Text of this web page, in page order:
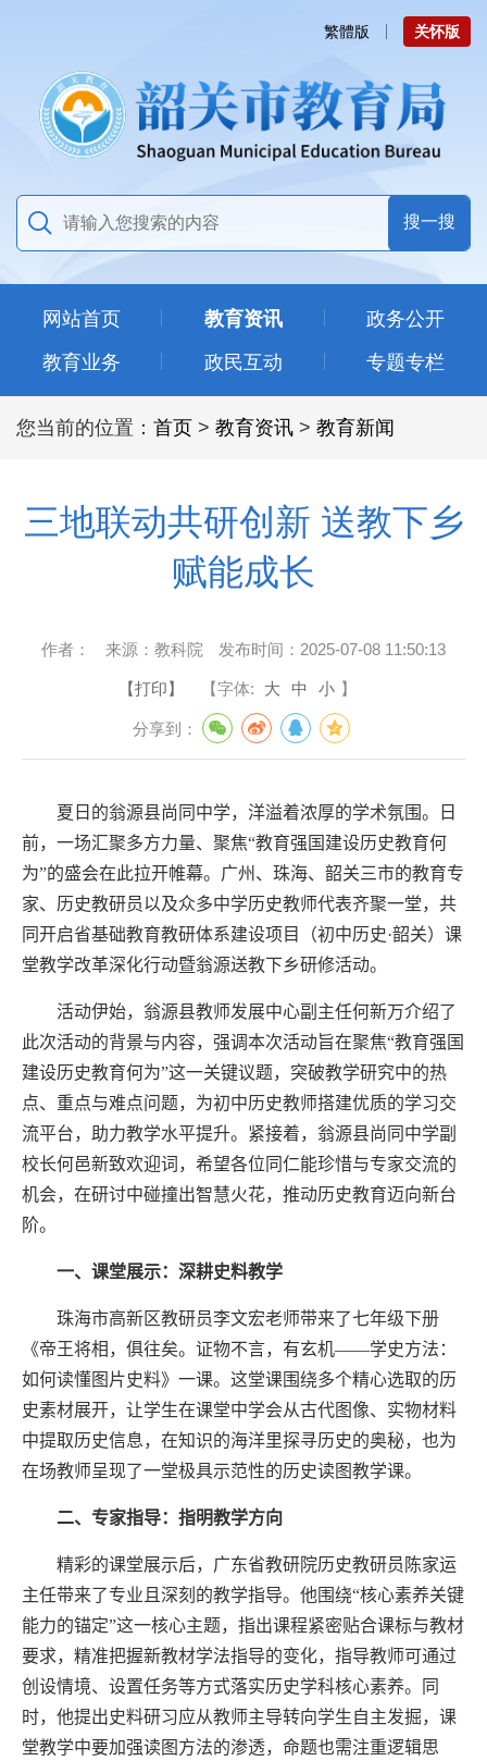
繁體版 关怀版
网站首页 教育资讯
政务公开
教育业务
政民互动 专题专栏
您当前的位置： 首页 > 教育资讯 > 教育新闻
三地联动共研创新 送教下乡
赋能成长
作者： 来源： 教科院 发布时间： 2025-07-08 11:50:13
【打印】 【字体: 大 中 小 】
分享到：
夏日的翁源县尚同中学，洋溢着浓厚的学术氛围。日
前，一场汇聚多方力量、聚焦“教育强国建设历史教育何
为”的盛会在此拉开帷幕。广州、珠海、韶关三市的教育专
家、历史教研员以及众多中学历史教师代表齐聚一堂，共
同开启省基础教育教研体系建设项目 （初中历史·韶关）课
堂教学改革深化行动暨翁源送教下乡研修活动。
活动伊始，翁源县教师发展中心副主任何新万介绍了
此次活动的背景与内容，强调本次活动旨在聚焦“教育强国
建设历史教育何为”这一关键议题，突破教学研究中的热
点、重点与难点问题，为初中历史教师搭建优质的学习交
流平台，助力教学水平提升。 紧接着，翁源县尚同中学副
校长何邑新致欢迎词 ， 希望各位同仁能珍惜与专家交流的
机会，在研讨中碰撞出智慧火花，推动历史教育迈向新台
阶。
一、 课堂展示：深耕史料教学
珠海市高新区教研员李文宏老师带来了七年级下册
《帝王将相，俱往矣。证物不言，有玄机——学史方法：
如何读懂图片史料》一课。这堂课围绕多个精心选取的历
史素材展开，让学生在课堂中学会从古代图像、实物材料
中提取历史信息，在知识的海洋里探寻历史的奥秘，也为
在场教师呈现了一堂极具示范性的历史读图教学课。
二、 专家指导：指明教学方向
精彩的课堂展示后，广东省教研院历史教研员陈家运
主任带来了专业且深刻的教学指导。他围绕“核心素养关键
能力的锚定”这一核心主题， 指出课程紧密贴合课标与教材
要求，精准把握新教材学法指导的变化， 指导教师可通过
创设情境、设置任务等方式落实历史学科核心素养。同
时，他提出史料研习应从教师主导转向学生自主发掘，课
堂教学中要加强读图方法的渗透，命题也需注重逻辑思